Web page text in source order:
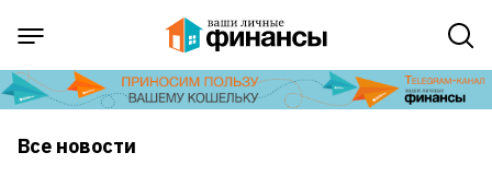
Все новости